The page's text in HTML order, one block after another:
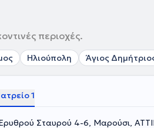
περιοχές.
Ηλιούπολη Άγιος
1
Σταυρού 4-6, Μαρούσι,